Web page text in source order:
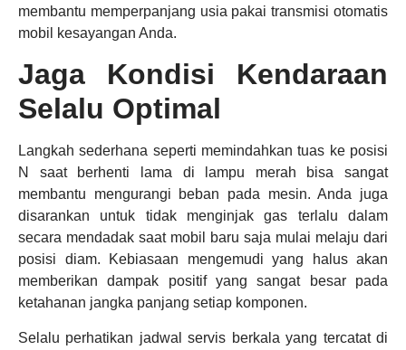
membantu memperpanjang usia pakai transmisi otomatis
mobil kesayangan Anda.
Jaga Kondisi Kendaraan
Selalu Optimal
Langkah sederhana seperti memindahkan tuas ke posisi
N saat berhenti lama di lampu merah bisa sangat
membantu mengurangi beban pada mesin. Anda juga
disarankan untuk tidak menginjak gas terlalu dalam
secara mendadak saat mobil baru saja mulai melaju dari
posisi diam. Kebiasaan mengemudi yang halus akan
memberikan dampak positif yang sangat besar pada
ketahanan jangka panjang setiap komponen.
Selalu perhatikan jadwal servis berkala yang tercatat di